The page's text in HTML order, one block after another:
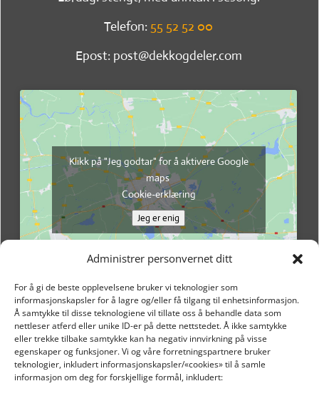
Administrer personvernet ditt
For å gi de beste opplevelsene bruker vi teknologier som
informasjonskapsler for å lagre og/eller få tilgang til enhetsinformasjon.
Å samtykke til disse teknologiene vil tillate oss å behandle data som
nettleser atferd eller unike ID-er på dette nettstedet. Å ikke samtykke
eller trekke tilbake samtykke kan ha negativ innvirkning på visse
egenskaper og funksjoner. Vi og våre forretningspartnere bruker
teknologier, inkludert informasjonskapsler/«cookies» til å samle
informasjon om deg for forskjellige formål, inkludert:
Telefon: 55 52 52 00
Epost: post@dekkogdeler.com
Klikk på "Jeg godtar" for å aktivere Google
maps
Cookie-erklæring
Jeg er enig